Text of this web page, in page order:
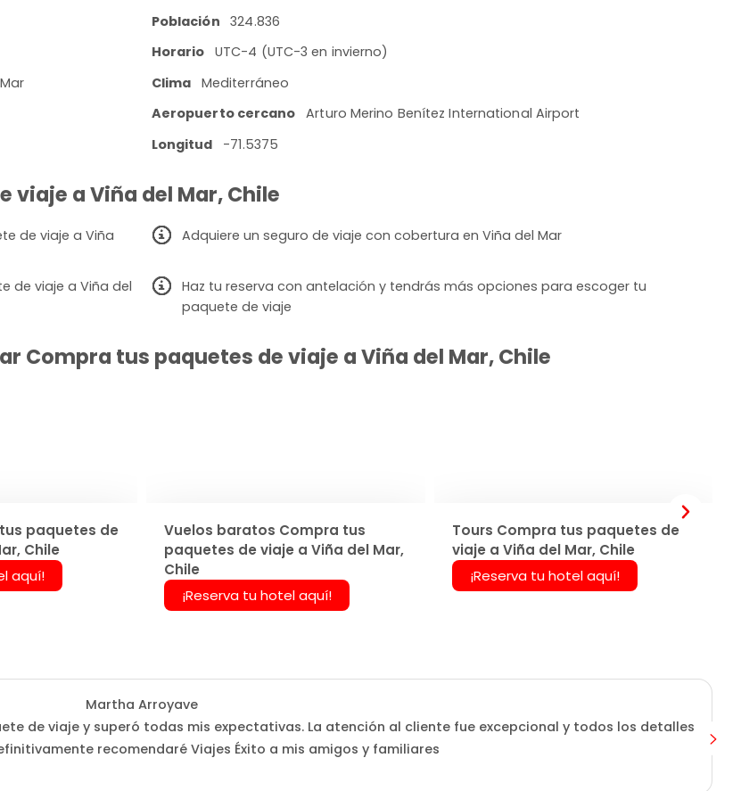
Población
324.836
Horario
UTC-4 (UTC-3 en invierno)
Clima Mediterráneo
Aeropuerto cercano
Arturo Merino Benítez International Airport
Longitud -71.5375
viaje a Viña del Mar, Chile
de viaje a Viña
Adquiere un seguro de viaje con cobertura en Viña del Mar
de viaje a Viña del
Haz tu reserva con antelación y tendrás más opciones para escoger tu
paquete de viaje
Compra tus paquetes de viaje a Viña del Mar, Chile
paquetes de
Chile
aquí!
Vuelos baratos Compra tus
paquetes de viaje a Viña del Mar,
Chile
¡Reserva tu hotel aquí!
Tours Compra tus paquetes de
viaje a Viña del Mar, Chile
¡Reserva tu hotel aquí!
Martha Arroyave
de viaje y superó todas mis expectativas. La atención al cliente fue excepcional y todos los detalles
recomendaré Viajes Éxito a mis amigos y familiares